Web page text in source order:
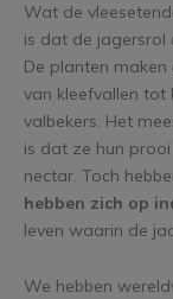
Wat de
is dat de jagersrol
De planten maken
van kleefvallen tot
valbekers. Het
is dat ze hun
nectar. Toch
hebben zich op
leven waarin de
We hebben